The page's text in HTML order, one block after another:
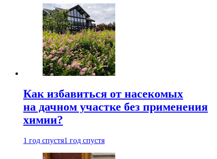
Как избавиться от насекомых
на дачном участке без применения
химии?
1 год спустя1 год спустя